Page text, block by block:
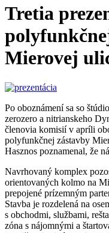
Tretia
Mierovej
Po oboznámení sa so
zerozero a nitrianskeho
členovia komisií v apríli
polyfunkčnej zástavby
Hasznos poznamenal, že
Navrhovaný komplex
orientovaných kolmo na
prepojené prízemným
Stavba je rozdelená na
s obchodmi, službami,
zóna s nájomnými a